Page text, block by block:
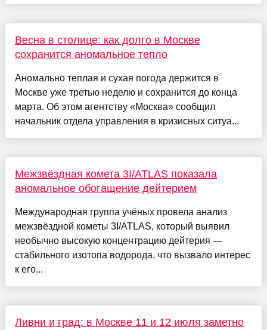
Весна в столице: как долго в Москве
сохранится аномальное тепло
Аномально теплая и сухая погода держится в
Москве уже третью неделю и сохранится до конца
марта. Об этом агентству «Москва» сообщил
начальник отдела управления в кризисных ситуа...
Межзвёздная комета 3I/ATLAS показала
аномальное обогащение дейтерием
Международная группа учёных провела анализ
межзвёздной кометы 3I/ATLAS, который выявил
необычно высокую концентрацию дейтерия —
стабильного изотопа водорода, что вызвало интерес
к его...
Ливни и град: в Москве 11 и 12 июля заметно